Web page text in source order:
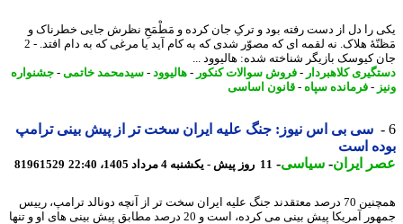
را دل از دست رفته بود و ترکِ جان کرده و مَطْمَحِ نظرش جایی خطرناک و
مَظنّهٔ هلاک. نه لقمه ای که مصوّر شدی که به کام آید یا مرغی که به دام افتد. - 2
کیوسک بازیگر شناخته شده: هالیوود ...
کلاهبردار-فروش سوالات کنکور-هالیوود-سیدمحمد خاتمی-جشنواره
-فرمانده سپاه-قانون اساسی
سی بی اس نیوز: جنگ علیه ایران سخت تر از پیش بینی ترامپ
است
ایران- سیاسی-11 روز پیش - یکشنبه 4 مرداد 1405، 22:40 81961529
همچنین 70 درصد معتقدند جنگ علیه ایران سخت تر از آنچه دونالد ترامپ، رییس
جمهور آمریکا پیش بینی می کرده، است و 20 درصد مطابق پیش بینی های او و تنها